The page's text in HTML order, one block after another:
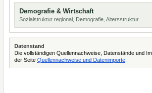
Demografie & Wirtschaft
Sozialstruktur regional, Demografie, Altersstruktur
Datenstand
Die vollständigen Quellennachweise, Datenstände und
der Seite Quellennachweise und Datenimporte